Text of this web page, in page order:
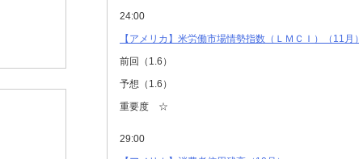
24:00
【アメリカ】米労働市場情勢指数（ＬＭＣＩ）（11月）
前回（1.6）
予想（1.6）
重要度 ☆
29:00